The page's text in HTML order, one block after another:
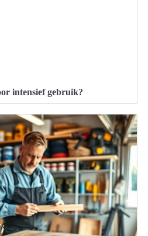
intensief gebruik?